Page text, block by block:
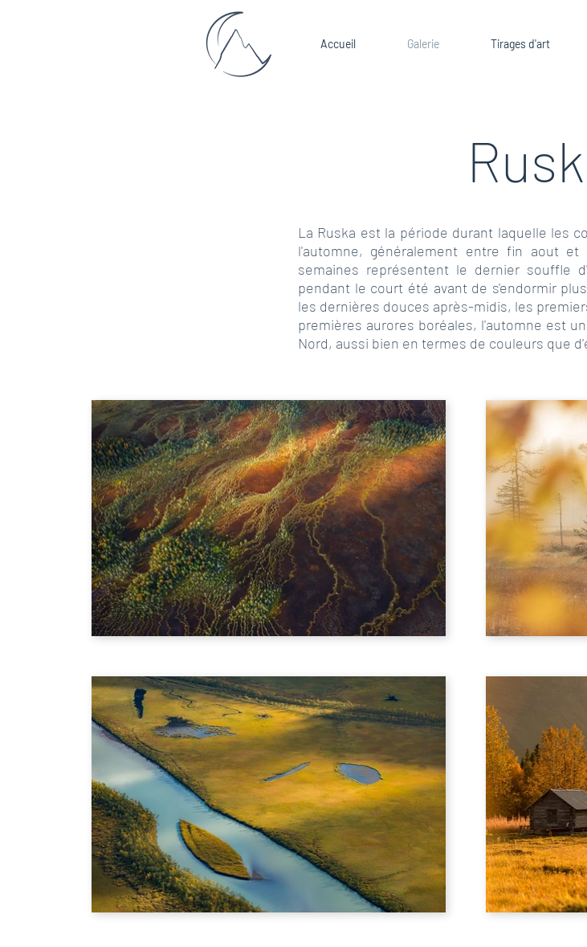
Accueil Galerie Tirages d'art
La Ruska est la période durant laquelle les
l'automne, généralement entre fin aout
semaines représentent le dernier souffle
pendant le court été avant de s'endormir
les dernières douces après-midis, les
premières aurores boréales, l'automne est
Nord, aussi bien en termes de couleurs que